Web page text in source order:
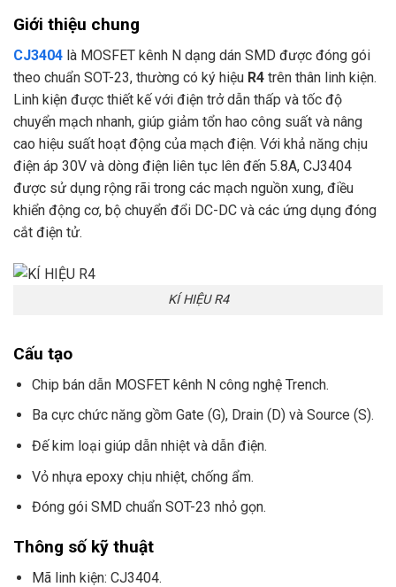
Giới thiệu chung
CJ3404 là MOSFET kênh N dạng dán SMD được đóng gói
theo chuẩn SOT-23, thường có ký hiệu R4 trên thân linh kiện.
Linh kiện được thiết kế với điện trở dẫn thấp và tốc độ
chuyển mạch nhanh, giúp giảm tổn hao công suất và nâng
cao hiệu suất hoạt động của mạch điện. Với khả năng chịu
điện áp 30V và dòng điện liên tục lên đến 5.8A, CJ3404
được sử dụng rộng rãi trong các mạch nguồn xung, điều
khiển động cơ, bộ chuyển đổi DC-DC và các ứng dụng đóng
cắt điện tử.
KÍ HIỆU R4
Cấu tạo
Chip bán dẫn MOSFET kênh N công nghệ Trench.
Ba cực chức năng gồm Gate (G), Drain (D) và Source (S).
Đế kim loại giúp dẫn nhiệt và dẫn điện.
Vỏ nhựa epoxy chịu nhiệt, chống ẩm.
Đóng gói SMD chuẩn SOT-23 nhỏ gọn.
Thông số kỹ thuật
Mã linh kiện: CJ3404.